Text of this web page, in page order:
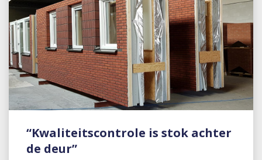
“Kwaliteitscontrole is stok achter
de deur”